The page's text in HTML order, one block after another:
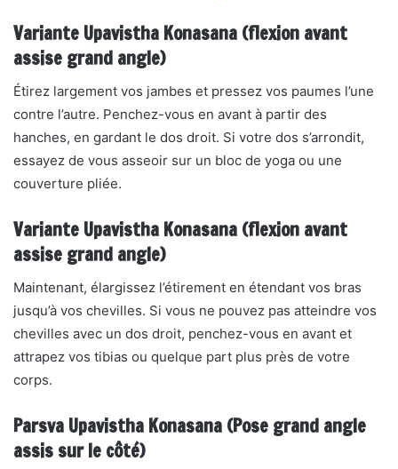
Variante Upavistha Konasana (flexion avant
assise grand angle)
Étirez largement vos jambes et pressez vos paumes l’une
contre l’autre. Penchez-vous en avant à partir des
hanches, en gardant le dos droit. Si votre dos s’arrondit,
essayez de vous asseoir sur un bloc de yoga ou une
couverture pliée.
Variante Upavistha Konasana (flexion avant
assise grand angle)
Maintenant, élargissez l’étirement en étendant vos bras
jusqu’à vos chevilles. Si vous ne pouvez pas atteindre vos
chevilles avec un dos droit, penchez-vous en avant et
attrapez vos tibias ou quelque part plus près de votre
corps.
Parsva Upavistha Konasana (Pose grand angle
assis sur le côté)